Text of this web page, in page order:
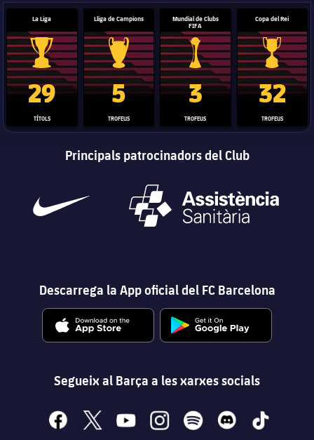
La Liga
Trofeu de la Liga
29
TÍTOLS
Lliga de Campions
Trofeu de la Lliga de Campions
5
TROFEUS
Mundial de Clubs
FIFA
Trofeu del Mundial de Clubs
3
TROFEUS
Copa del Rei
Copa del
32
TROFEUS
Principals patrocinadors del Club
Descarrega la App oficial del FC Barcelona
Segueix al Barça a les xarxes socials
facebook
x youtubeinstagramspotify discord tiktok